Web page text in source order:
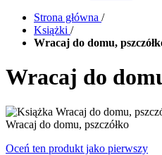
Strona główna /
Książki /
Wracaj do domu,
Wracaj do
Wracaj do domu, pszczółko
Oceń ten produkt jako pierwszy